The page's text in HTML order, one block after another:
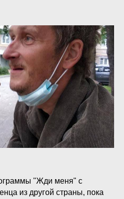
"Жди меня" с
из другой страны, пока